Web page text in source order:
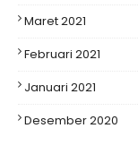
Maret 2021
Februari 2021
Januari 2021
Desember 2020